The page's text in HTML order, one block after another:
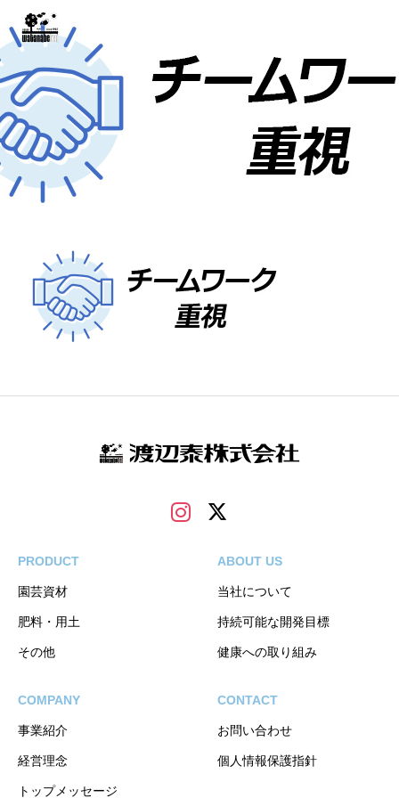
PRODUCT
園芸資材
肥料・用土
その他
ABOUT US
当社について
持続可能な開発目標
健康への取り組み
COMPANY
事業紹介
経営理念
トップメッセージ
CONTACT
お問い合わせ
個人情報保護指針